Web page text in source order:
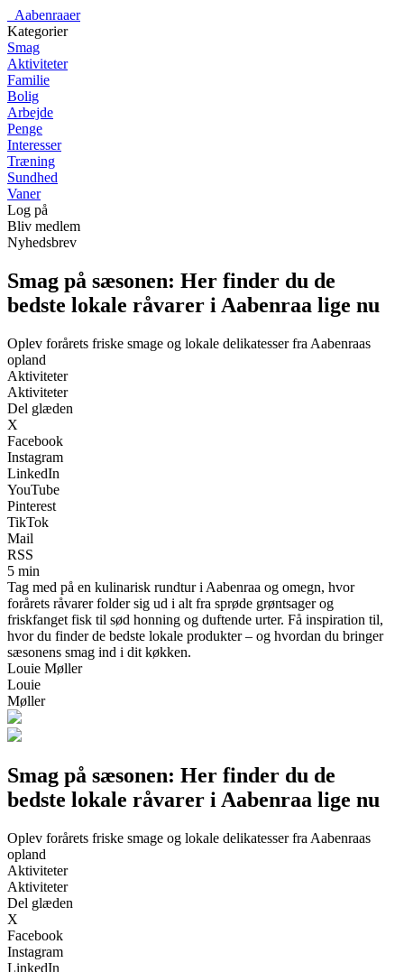
Aabenraaer
Kategorier
Smag
Aktiviteter
Familie
Bolig
Arbejde
Penge
Interesser
Træning
Sundhed
Vaner
Log på
Bliv medlem
Nyhedsbrev
Smag på sæsonen: Her finder du de
bedste lokale råvarer i Aabenraa lige nu
Oplev forårets friske smage og lokale delikatesser fra Aabenraas
opland
Aktiviteter
Aktiviteter
Del glæden
X
Facebook
Instagram
LinkedIn
YouTube
Pinterest
TikTok
Mail
RSS
5 min
Tag med på en kulinarisk rundtur i Aabenraa og omegn, hvor
forårets råvarer folder sig ud i alt fra sprøde grøntsager og
friskfanget fisk til sød honning og duftende urter. Få inspiration til,
hvor du finder de bedste lokale produkter – og hvordan du bringer
sæsonens smag ind i dit køkken.
Louie Møller
Louie
Møller
Smag på sæsonen: Her finder du de
bedste lokale råvarer i Aabenraa lige nu
Oplev forårets friske smage og lokale delikatesser fra Aabenraas
opland
Aktiviteter
Aktiviteter
Del glæden
X
Facebook
Instagram
LinkedIn